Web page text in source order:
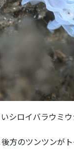
シロイバラウミ
方のツンツンがト